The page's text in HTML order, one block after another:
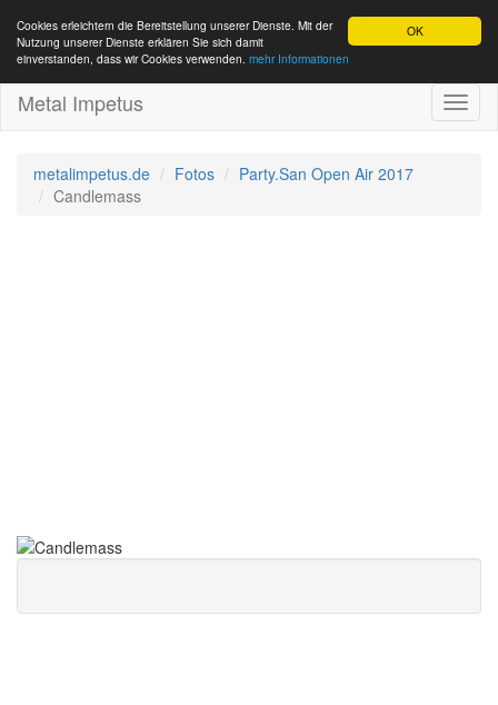
OK
Cookies erleichtern die Bereitstellung unserer Dienste. Mit der
Nutzung unserer Dienste erklären Sie sich damit
einverstanden, dass wir Cookies verwenden. mehr Informationen
Metal Impetus
metalimpetus.de Fotos
Party.San Open Air 2017
Candlemass